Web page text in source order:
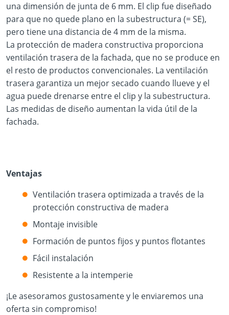
una dimensión de junta de 6 mm. El clip fue diseñado
para que no quede plano en la subestructura (= SE),
pero tiene una distancia de 4 mm de la misma.
La protección de madera constructiva proporciona
ventilación trasera de la fachada, que no se produce en
el resto de productos convencionales. La ventilación
trasera garantiza un mejor secado cuando llueve y el
agua puede drenarse entre el clip y la subestructura.
Las medidas de diseño aumentan la vida útil de la
fachada.
Ventajas
Ventilación trasera optimizada a través de la
protección constructiva de madera
Montaje invisible
Formación de puntos fijos y puntos flotantes
Fácil instalación
Resistente a la intemperie
¡Le asesoramos gustosamente y le enviaremos una
oferta sin compromiso!